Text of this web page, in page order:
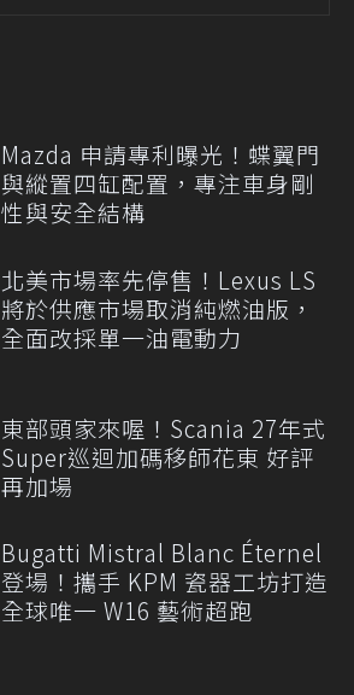
Mazda 申請專利曝光！蝶翼門
與縱置四缸配置，專注車身剛
性與安全結構
北美市場率先停售！Lexus LS
將於供應市場取消純燃油版，
全面改採單一油電動力
東部頭家來喔！Scania 27年式
Super巡迴加碼移師花東 好評
再加場
Bugatti Mistral Blanc Éternel
登場！攜手 KPM 瓷器工坊打造
全球唯一 W16 藝術超跑